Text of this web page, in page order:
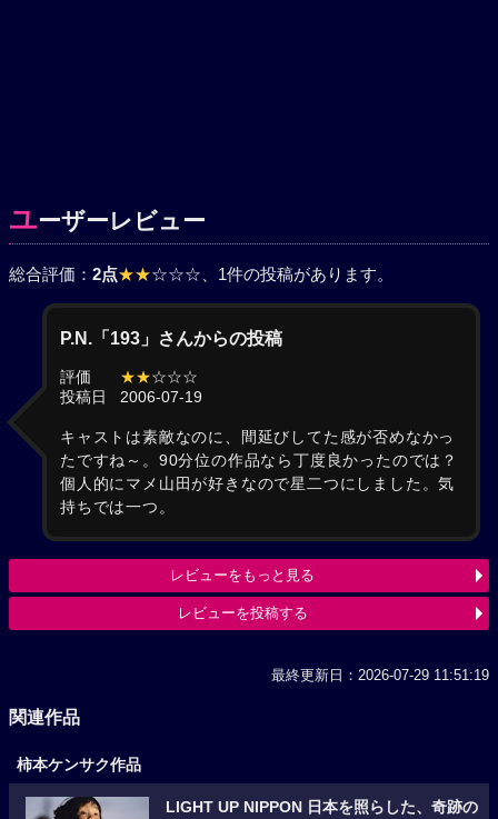
ユーザーレビュー
総合評価： 2点★★☆☆☆ 、1件の投稿があります。
P.N.「193」さんからの投稿
評価 ★★☆☆☆
投稿日
2006-07-19
キャストは素敵なのに、間延びしてた感が否めなかっ
たですね～。90分位の作品なら丁度良かったのでは？
個人的にマメ山田が好きなので星二つにしました。気
持ちでは一つ。
レビューをもっと見る
レビューを投稿する
最終更新日：2026-07-29 11:51:19
関連作品
柿本ケンサク作品
LIGHT UP NIPPON 日本を照らした、奇跡の